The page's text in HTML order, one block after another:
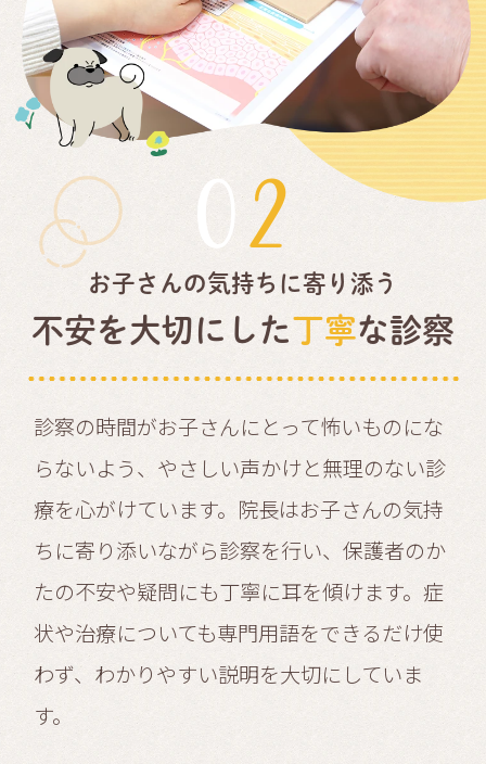
02
お子さんの気持ちに寄り添う
不安を大切にした丁寧な診察
診察の時間がお子さんにとって怖いものにな
らないよう、やさしい声かけと無理のない診
療を心がけています。院長はお子さんの気持
ちに寄り添いながら診察を行い、保護者のか
たの不安や疑問にも丁寧に耳を傾けます。症
状や治療についても専門用語をできるだけ使
わず、わかりやすい説明を大切にしていま
す。